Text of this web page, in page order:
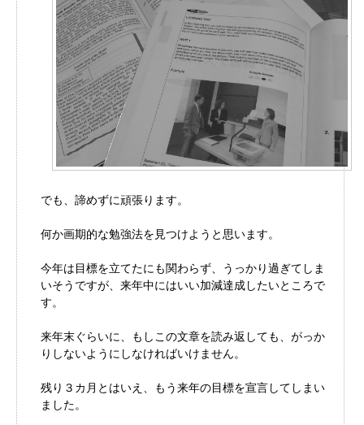
でも、諦めずに頑張ります。
何か画期的な勉強法を見つけようと思います。
今年は目標を立てたにも関わらず、うっかり過ぎてしま
いそうですが、来年中にはいい加減達成したいところで
す。
来年末ぐらいに、もしこの文章を読み返しても、がっか
りしないようにしなければいけません。
残り３カ月とはいえ、もう来年の目標を宣言してしまい
ました。